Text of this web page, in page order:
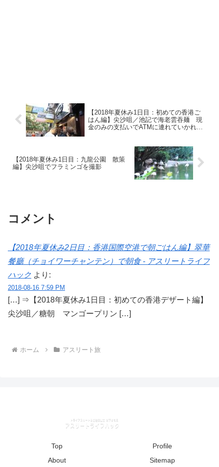
【2018年夏休み1日目：初めての香港ご
はん編】尖沙咀／池記で海老雲吞麺 現
金のみの支払いでATMに連れていかれた
【2018年夏休み1日目：九龍公園 散策
編】尖沙咀でフラミンゴを撮影
コメント
【2018年夏休み2日目：香港国際空港で朝ごはん編】翠華
餐廳（チョイワーチャンテン）で朝食 - アスリートライフ
ハック より:
2018-08-16 7:59 PM
[…] ⇒【2018年夏休み1日目：初めての香港デザート編】
尖沙咀／糖朝 マンゴープリン […]
ホーム アスリート旅
Top
Profile
About
Sitemap